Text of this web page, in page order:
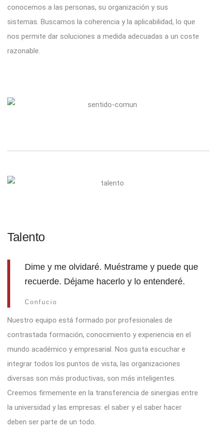
conocemos a las personas, su organización y sus
sistemas. Buscamos la coherencia y la aplicabilidad, lo que
nos permite dar soluciones a medida adecuadas a un coste
razonable.
Talento
Dime y me olvidaré. Muéstrame y puede que
recuerde. Déjame hacerlo y lo entenderé.
Confucio
Nuestro equipo está formado por profesionales de
contrastada formación, conocimiento y experiencia en el
mundo académico y empresarial. Nos gusta escuchar e
integrar todos los puntos de vista, las organizaciones
diversas son más productivas, son más inteligentes.
Creemos firmemente en la transferencia de sinergias entre
la universidad y las empresas: el saber y el saber hacer
deben ser parte de un todo.